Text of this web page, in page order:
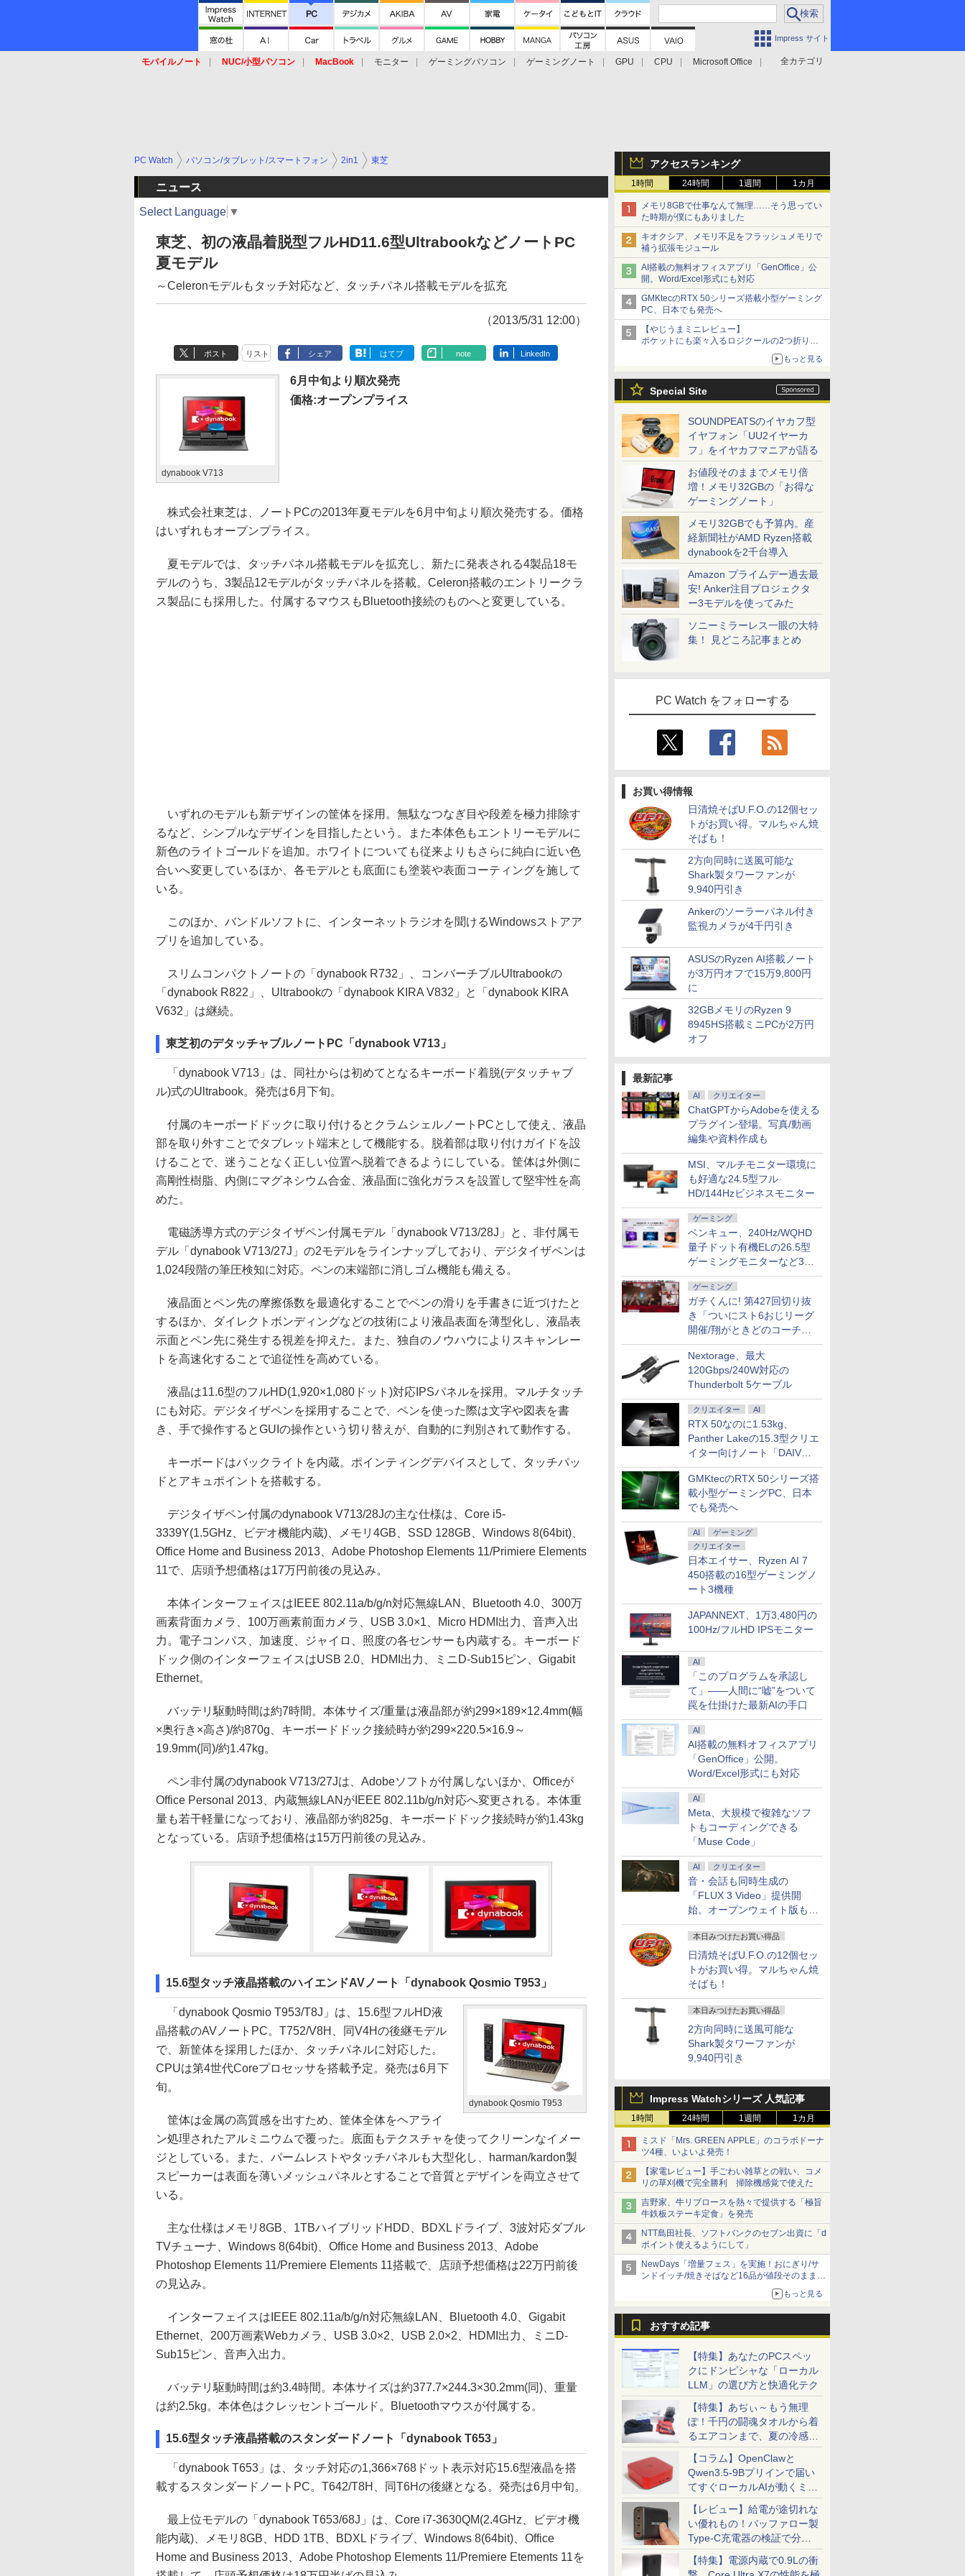
Impress サイト
全カテゴリ
モバイルノート NUC/小型パソコン MacBook モニター ゲーミングパソコン ゲーミングノート GPU CPU
Microsoft Office
アクセスランキング
1時間 24時間 1週間 1カ月
メモリ8GBで仕事なんて無理……そう思ってい
た時期が僕にもありました
キオクシア、メモリ不足をフラッシュメモリで
補う拡張モジュール
AI搭載の無料オフィスアプリ「GenOffice」公
開。Word/Excel形式にも対応
GMKtecのRTX 50シリーズ搭載小型ゲーミング
PC、日本でも発売へ
【やじうまミニレビュー】
ポケットにも楽々入るロジクールの2つ折りマ
ウス「Mobi Fold」。その気になるギミックと
もっと見る
Special Site
SOUNDPEATSのイヤカフ型
イヤフォン「UU2イヤーカ
フ」をイヤカフマニアが語る
お値段そのままでメモリ倍
増！メモリ32GBの「お得な
ゲーミングノート」
メモリ32GBでも予算内。産
経新聞社がAMD Ryzen搭載
dynabookを2千台導入
Amazon プライムデー過去最
安! Anker注目プロジェクタ
ー3モデルを使ってみた
ソニーミラーレス一眼の大特
集！ 見どころ記事まとめ
PC Watch をフォローする
お買い得情報
日清焼そばU.F.O.の12個セッ
トがお買い得。マルちゃん焼
そばも！
2方向同時に送風可能な
Shark製タワーファンが
9,940円引き
Ankerのソーラーパネル付き
監視カメラが4千円引き
ASUSのRyzen AI搭載ノート
が3万円オフで15万9,800円
に
32GBメモリのRyzen 9
8945HS搭載ミニPCが2万円
オフ
最新記事
AI クリエイター
ChatGPTからAdobeを使える
プラグイン登場。写真/動画
編集や資料作成も
MSI、マルチモニター環境に
も好適な24.5型フル
HD/144Hzビジネスモニター
ゲーミング
ベンキュー、240Hz/WQHD
量子ドット有機ELの26.5型
ゲーミングモニターなど3機
種
ゲーミング
ガチくんに! 第427回切り抜
き「ついにスト6おじリーグ
開催/翔がときどのコーチ就
任など」
Nextorage、最大
120Gbps/240W対応の
Thunderbolt 5ケーブル
クリエイター AI
RTX 50なのに1.53kg、
Panther Lakeの15.3型クリエ
イター向けノート「DAIV
Z5」
GMKtecのRTX 50シリーズ搭
載小型ゲーミングPC、日本
でも発売へ
AI
ゲーミング
クリエイター
日本エイサー、Ryzen AI 7
450搭載の16型ゲーミングノ
ート3機種
JAPANNEXT、1万3,480円の
100Hz/フルHD IPSモニター
AI
「このプログラムを承認し
て」――人間に“嘘”をついて
罠を仕掛けた最新AIの手口
AI
AI搭載の無料オフィスアプリ
「GenOffice」公開。
Word/Excel形式にも対応
AI
Meta、大規模で複雑なソフ
トもコーディングできる
「Muse Code」
AI クリエイター
音・会話も同時生成の
「FLUX 3 Video」提供開
始。オープンウェイト版も計
画
本日みつけたお買い得品
日清焼そばU.F.O.の12個セッ
トがお買い得。マルちゃん焼
そばも！
本日みつけたお買い得品
2方向同時に送風可能な
Shark製タワーファンが
9,940円引き
Impress Watchシリーズ 人気記事
1時間 24時間 1週間 1カ月
ミスド「Mrs. GREEN APPLE」のコラボドーナ
ツ4種、いよいよ発売！
【家電レビュー】手ごわい雑草との戦い、コメ
リの草刈機で完全勝利 掃除機感覚で使えた
吉野家、牛リブロースを熱々で提供する「極旨
牛鉄板ステーキ定食」を発売
NTT島田社長、ソフトバンクのセブン出資に「d
ポイント使えるようにして」
NewDays「増量フェス」を実施！おにぎり/サ
ンドイッチ/焼きそばなど16品が値段そのままで
もっと見る
おすすめ記事
【特集】あなたのPCスペッ
クにドンピシャな「ローカル
LLM」の選び方と快適化テク
【特集】あぢぃ～もう無理
ぽ！千円の闘魂タオルから着
るエアコンまで、夏の冷感グ
ッズ一挙紹介
【コラム】OpenClawと
Qwen3.5-9Bプリインで届い
てすぐローカルAIが動くミニ
PC「SER9 Pro」
【レビュー】給電が途切れな
い優れもの！バッファロー製
Type-C充電器の検証で分か
ったこと
【特集】電源内蔵で0.9Lの衝
PC Watch パソコン/タブレット/スマートフォン 2in1 東芝
ニュース
Select Language ▼
東芝、初の液晶着脱型フルHD11.6型UltrabookなどノートPC
夏モデル
～Celeronモデルもタッチ対応など、タッチパネル搭載モデルを拡充
（2013/5/31 12:00）
ポスト リスト シェア はてブ note LinkedIn
dynabook V713
6月中旬より順次発売
価格:オープンプライス
株式会社東芝は、ノートPCの2013年夏モデルを6月中旬より順次発売する。価格
はいずれもオープンプライス。
夏モデルでは、タッチパネル搭載モデルを拡充し、新たに発表される4製品18モ
デルのうち、3製品12モデルがタッチパネルを搭載。Celeron搭載のエントリークラ
ス製品にも採用した。付属するマウスもBluetooth接続のものへと変更している。
いずれのモデルも新デザインの筐体を採用。無駄なつなぎ目や段差を極力排除す
るなど、シンプルなデザインを目指したという。また本体色もエントリーモデルに
新色のライトゴールドを追加。ホワイトについても従来よりもさらに純白に近い色
合いへ変更しているほか、各モデルとも底面にも塗装や表面コーティングを施して
いる。
このほか、バンドルソフトに、インターネットラジオを聞けるWindowsストアア
プリを追加している。
スリムコンパクトノートの「dynabook R732」、コンバーチブルUltrabookの
「dynabook R822」、Ultrabookの「dynabook KIRA V832」と「dynabook KIRA
V632」は継続。
東芝初のデタッチャブルノートPC「dynabook V713」
「dynabook V713」は、同社からは初めてとなるキーボード着脱(デタッチャブ
ル)式のUltrabook。発売は6月下旬。
付属のキーボードドックに取り付けるとクラムシェルノートPCとして使え、液晶
部を取り外すことでタブレット端末として機能する。脱着部は取り付けガイドを設
けることで、迷うことなく正しい位置へ脱着できるようにしている。筐体は外側に
高剛性樹脂、内側にマグネシウム合金、液晶面に強化ガラスを設置して堅牢性を高
めた。
電磁誘導方式のデジタイザペン付属モデル「dynabook V713/28J」と、非付属モ
デル「dynabook V713/27J」の2モデルをラインナップしており、デジタイザペンは
1,024段階の筆圧検知に対応。ペンの末端部に消しゴム機能も備える。
液晶面とペン先の摩擦係数を最適化することでペンの滑りを手書きに近づけたと
するほか、ダイレクトボンディングなどの技術により液晶表面を薄型化し、液晶表
示面とペン先に発生する視差を抑えた。また、独自のノウハウによりスキャンレー
トを高速化することで追従性を高めている。
液晶は11.6型のフルHD(1,920×1,080ドット)対応IPSパネルを採用。マルチタッチ
にも対応。デジタイザペンを採用することで、ペンを使った際は文字や図表を書
き、手で操作するとGUIの操作という切り替えが、自動的に判別されて動作する。
キーボードはバックライトを内蔵。ポインティングデバイスとして、タッチパッ
ドとアキュポイントを搭載する。
デジタイザペン付属のdynabook V713/28Jの主な仕様は、Core i5-
3339Y(1.5GHz、ビデオ機能内蔵)、メモリ4GB、SSD 128GB、Windows 8(64bit)、
Office Home and Business 2013、Adobe Photoshop Elements 11/Primiere Elements
11で、店頭予想価格は17万円前後の見込み。
本体インターフェイスはIEEE 802.11a/b/g/n対応無線LAN、Bluetooth 4.0、300万
画素背面カメラ、100万画素前面カメラ、USB 3.0×1、Micro HDMI出力、音声入出
力。電子コンパス、加速度、ジャイロ、照度の各センサーも内蔵する。キーボード
ドック側のインターフェイスはUSB 2.0、HDMI出力、ミニD-Sub15ピン、Gigabit
Ethernet。
バッテリ駆動時間は約7時間。本体サイズ/重量は液晶部が約299×189×12.4mm(幅
×奥行き×高さ)/約870g、キーボードドック接続時が約299×220.5×16.9～
19.9mm(同)/約1.47kg。
ペン非付属のdynabook V713/27Jは、Adobeソフトが付属しないほか、Officeが
Office Personal 2013、内蔵無線LANがIEEE 802.11b/g/n対応へ変更される。本体重
量も若干軽量になっており、液晶部が約825g、キーボードドック接続時が約1.43kg
となっている。店頭予想価格は15万円前後の見込み。
15.6型タッチ液晶搭載のハイエンドAVノート「dynabook Qosmio T953」
dynabook Qosmio T953
「dynabook Qosmio T953/T8J」は、15.6型フルHD液
晶搭載のAVノートPC。T752/V8H、同V4Hの後継モデル
で、新筐体を採用したほか、タッチパネルに対応した。
CPUは第4世代Coreプロセッサを搭載予定。発売は6月下
旬。
筐体は金属の高質感を出すため、筐体全体をヘアライ
ン処理されたアルミニウムで覆った。底面もテクスチャを使ってクリーンなイメー
ジとしている。また、パームレストやタッチパネルも大型化し、harman/kardon製
スピーカーは表面を薄いメッシュパネルとすることで音質とデザインを両立させて
いる。
主な仕様はメモリ8GB、1TBハイブリッドHDD、BDXLドライブ、3波対応ダブル
TVチューナ、Windows 8(64bit)、Office Home and Business 2013、Adobe
Photoshop Elements 11/Premiere Elements 11搭載で、店頭予想価格は22万円前後
の見込み。
インターフェイスはIEEE 802.11a/b/g/n対応無線LAN、Bluetooth 4.0、Gigabit
Ethernet、200万画素Webカメラ、USB 3.0×2、USB 2.0×2、HDMI出力、ミニD-
Sub15ピン、音声入出力。
バッテリ駆動時間は約3.4時間。本体サイズは約377.7×244.3×30.2mm(同)、重量
は約2.5kg。本体色はクレッセントゴールド。Bluetoothマウスが付属する。
15.6型タッチ液晶搭載のスタンダードノート「dynabook T653」
「dynabook T653」は、タッチ対応の1,366×768ドット表示対応15.6型液晶を搭
載するスタンダードノートPC。T642/T8H、同T6Hの後継となる。発売は6月中旬。
最上位モデルの「dynabook T653/68J」は、Core i7-3630QM(2.4GHz、ビデオ機
能内蔵)、メモリ8GB、HDD 1TB、BDXLドライブ、Windows 8(64bit)、Office
Home and Business 2013、Adobe Photoshop Elements 11/Premiere Etements 11を